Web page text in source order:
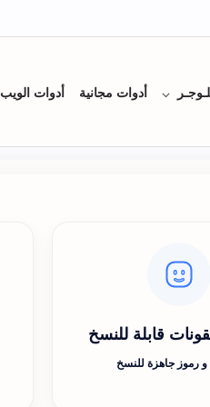
أدوات مجانية أدوات الويب
قابلة للنسخ
و رموز جاهزة للنسخ